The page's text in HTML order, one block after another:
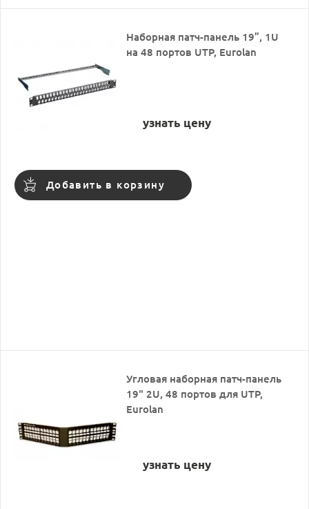
Наборная патч-панель 19”, 1U
на 48 портов UTP, Eurolan
узнать цену
Добавить в корзину
Угловая наборная патч-панель
19" 2U, 48 портов для UTP,
Eurolan
узнать цену